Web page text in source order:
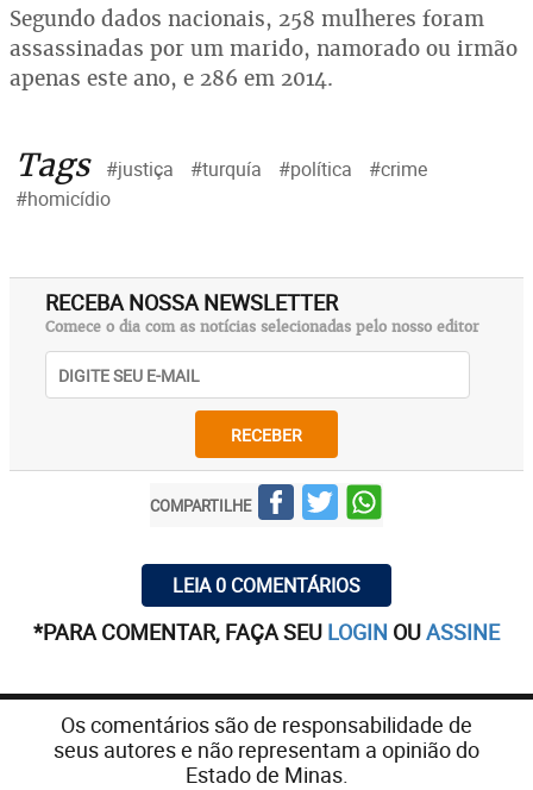
Segundo dados nacionais, 258 mulheres foram
assassinadas por um marido, namorado ou irmão
apenas este ano, e 286 em 2014.
Tags #justiça #turquía #política
#crime
#homicídio
RECEBA NOSSA NEWSLETTER
Comece o dia com as notícias selecionadas pelo nosso editor
RECEBER
COMPARTILHE
LEIA 0 COMENTÁRIOS
*PARA COMENTAR, FAÇA SEU LOGIN OUASSINE
Os comentários são de responsabilidade de
seus autores e não representam a opinião do
Estado de Minas.